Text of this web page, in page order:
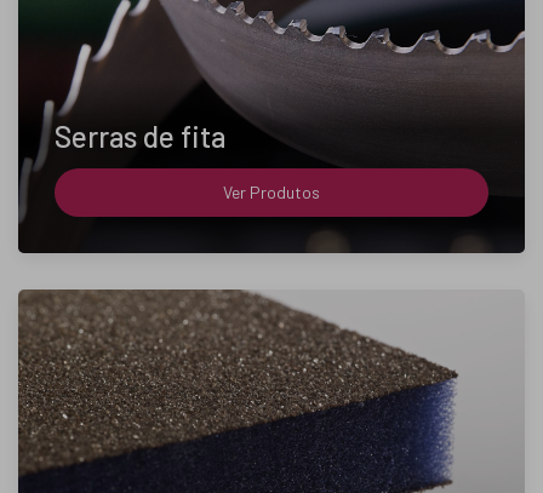
Serras de fita
Ver Produtos